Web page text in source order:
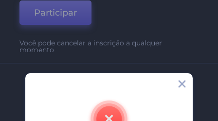
Participar
Você pode cancelar a inscrição a qualquer
momento
Contate-Nos